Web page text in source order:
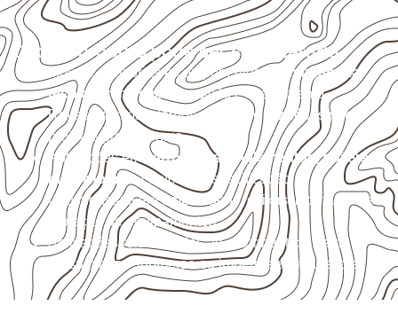
Onde o produto pode ser considerado
Móveis, divisórias e componentes de
marcenaria
técnica
, conforme exposição e acabamento.
Revestimentos internos, painéis e divisórias para
projetos profissionais.
Aplicações em
carrocerias, implementos, trailers e
motorhomes, conforme especificação.
Uso industrial em embalagens, caixas, montagem e
proteção de equipamentos.
Aplicações relacionadas ao setor náutico, sem
presumir uso submerso ou impermeabilidade total.